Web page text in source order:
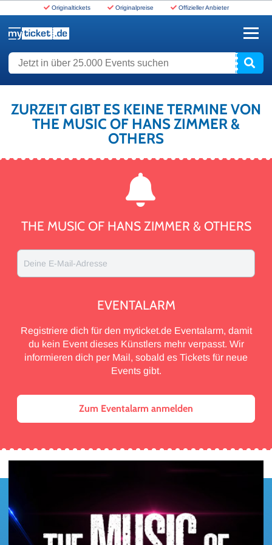
Originaltickets Originalpreise Offizieller Anbieter
Jetzt in über 25.000 Events suchen
ZURZEIT GIBT ES KEINE TERMINE VON
THE MUSIC OF HANS ZIMMER &
OTHERS
THE MUSIC OF HANS ZIMMER & OTHERS
Deine E-Mail-Adresse
EVENTALARM
Registriere dich für den myticket.de Eventalarm, damit
du kein Event dieses Künstlers mehr verpasst. Wir
informieren dich per Mail, sobald es Tickets für neue
Events gibt.
Zum Eventalarm anmelden